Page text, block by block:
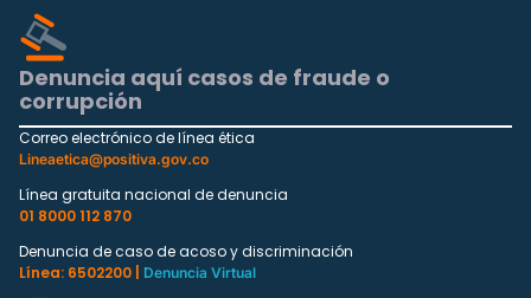
Denuncia aquí casos de fraude o
corrupción
Correo electrónico de línea ética
Lineaetica@positiva.gov.co
Línea gratuita nacional de denuncia
01 8000 112 870
Denuncia de caso de acoso y discriminación
Línea: 6502200 |
Denuncia Virtual